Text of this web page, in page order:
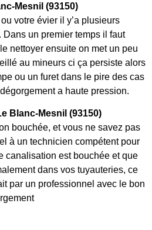
Mesnil (93150)
votre évier il y’a plusieurs
un premier temps il faut
nettoyer ensuite on met un peu
au mineurs ci ça persiste alors
ou un furet dans le pire des cas
a haute pression.
Blanc-Mesnil (93150)
bouchée, et vous ne savez pas
à un technicien compétent pour
canalisation est bouchée et que
dans vos tuyauteries, ce
par un professionnel avec le bon